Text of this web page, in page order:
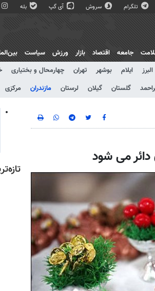
تلگرام سروش آی گپ بله
جامعه اقتصاد بازار ورزش سیاست
البرز ایلام بوشهر تهران چهارمحال و بختیاری
گلستان گیلان لرستان مازندران مرکزی
می شود